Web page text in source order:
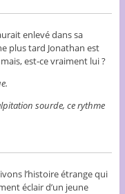
enlevé dans sa
plus tard Jonathan est
est-ce vraiment lui ?
sourde, ce rythme
l’histoire étrange qui
éclair d’un jeune